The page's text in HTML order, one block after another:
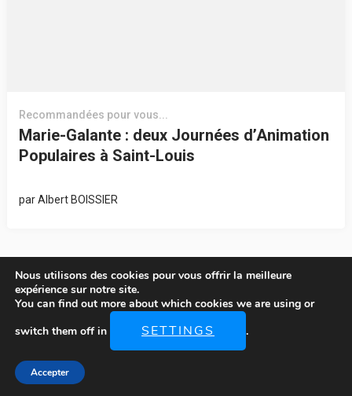
Recommandées pour vous...
Marie-Galante : deux Journées d’Animation
Populaires à Saint-Louis
parAlbert BOISSIER
© Copyright 2026 LOCATIONS-MARIE-GALANTE
The Ultralight | Développé Par
Nous utilisons des cookies pour vous offrir la meilleure
expérience sur notre site.
You can find out more about which cookies we are using or
switch them off in
SETTINGS .
Accepter